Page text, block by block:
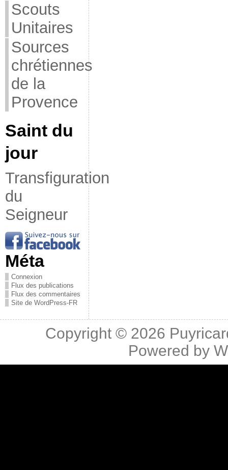
Scouts
Unitaires
Sources
chrétiennes
de la
Provence
Saint du
jour
Transfiguration
du
Seigneur
Méta
Connexion
Flux des publications
Flux des commentaires
Site de WordPress-FR
Copyright © 2026
Powered by